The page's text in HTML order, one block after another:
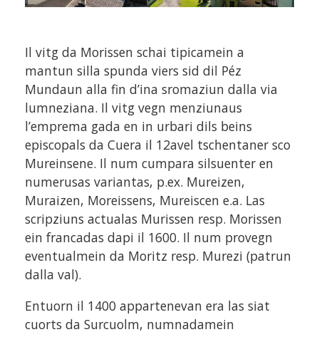
Il vitg da Morissen schai tipicamein a
mantun silla spunda viers sid dil Péz
Mundaun alla fin d’ina sromaziun dalla via
lumneziana. Il vitg vegn menziunaus
l’emprema gada en in urbari dils beins
episcopals da Cuera il 12avel tschentaner sco
Mureinsene. Il num cumpara silsuenter en
numerusas variantas, p.ex. Mureizen,
Muraizen, Moreissens, Mureiscen e.a. Las
scripziuns actualas Murissen resp. Morissen
ein francadas dapi il 1600. Il num provegn
eventualmein da Moritz resp. Murezi (patrun
dalla val).
Entuorn il 1400 appartenevan era las siat
cuorts da Surcuolm, numnadamein